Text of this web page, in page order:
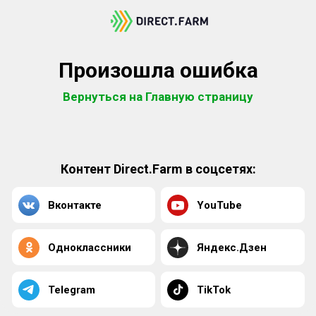
Произошла ошибка
Вернуться на Главную страницу
Контент Direct.Farm в соцсетях:
Вконтакте YouTube
Одноклассники Яндекс.Дзен
Telegram TikTok